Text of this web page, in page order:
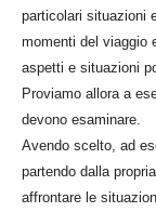
particolari situazioni
momenti del viaggio
aspetti e situazioni
Proviamo allora a
devono esaminare.
Avendo scelto, ad
partendo dalla
affrontare le